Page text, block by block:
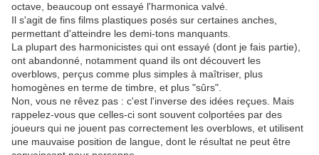
octave, beaucoup ont essayé l'harmonica valvé.
Il s'agit de fins films plastiques posés sur certaines anches,
permettant d'atteindre les demi-tons manquants.
La plupart des harmonicistes qui ont essayé (dont je fais partie),
ont abandonné, notamment quand ils ont découvert les
overblows, perçus comme plus simples à maîtriser, plus
homogènes en terme de timbre, et plus "sûrs".
Non, vous ne rêvez pas : c'est l'inverse des idées reçues. Mais
rappelez-vous que celles-ci sont souvent colportées par des
joueurs qui ne jouent pas correctement les overblows, et utilisent
une mauvaise position de langue, dont le résultat ne peut être